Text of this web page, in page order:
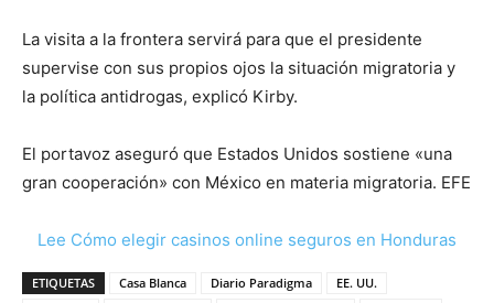
La visita a la frontera servirá para que el presidente
supervise con sus propios ojos la situación migratoria y
la política antidrogas, explicó Kirby.
El portavoz aseguró que Estados Unidos sostiene «una
gran cooperación» con México en materia migratoria. EFE
Lee Cómo elegir casinos online seguros en Honduras
ETIQUETAS Casa Blanca Diario Paradigma
EE. UU.